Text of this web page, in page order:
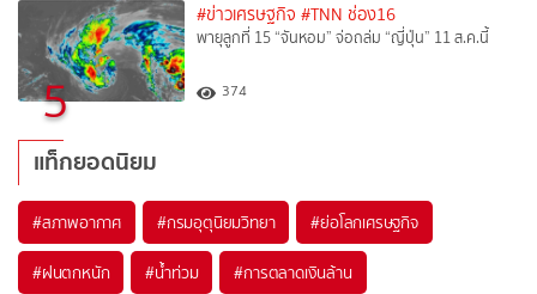
5
#ข่าวเศรษฐกิจ #TNN ช่อง16
พายุลูกที่ 15 “จันหอม” จ่อถล่ม “ญี่ปุ่น” 11 ส.ค.นี้
374
แท็กยอดนิยม
#สภาพอากาศ #กรมอุตุนิยมวิทยา #ย่อโลกเศรษฐกิจ
#ฝนตกหนัก #น้ำท่วม #การตลาดเงินล้าน